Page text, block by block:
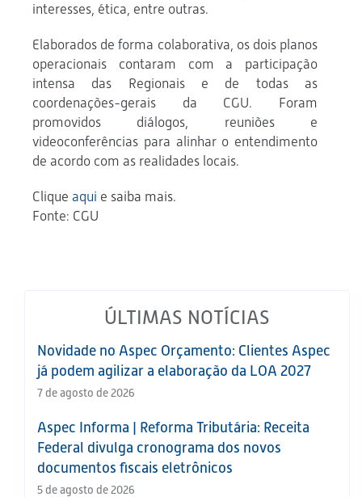
interesses, ética, entre outras.
Elaborados de forma colaborativa, os dois planos
operacionais contaram com a participação
intensa das Regionais e de todas as
coordenações-gerais da CGU. Foram
promovidos diálogos, reuniões e
videoconferências para alinhar o entendimento
de acordo com as realidades locais.
Clique aqui e saiba mais.
Fonte: CGU
ÚLTIMAS NOTÍCIAS
Novidade no Aspec Orçamento: Clientes Aspec
já podem agilizar a elaboração da LOA 2027
7 de agosto de 2026
Aspec Informa | Reforma Tributária: Receita
Federal divulga cronograma dos novos
documentos fiscais eletrônicos
5 de agosto de 2026